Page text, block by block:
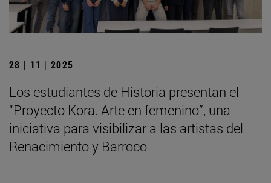
28 | 11 | 2025
Los estudiantes de Historia presentan el
“Proyecto Kora. Arte en femenino”, una
iniciativa para visibilizar a las artistas del
Renacimiento y Barroco